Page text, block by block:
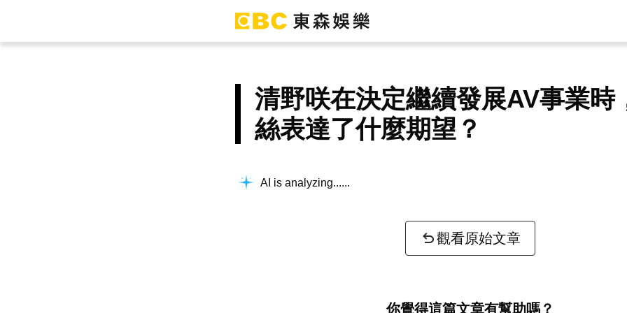
清野咲在決定繼續發展AV事業時
絲表達了什麼期望？
AI is analyzing...
觀看原始文章
你覺得這篇文章有幫助嗎？